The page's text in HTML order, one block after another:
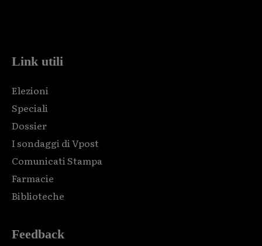
Link utili
Elezioni
Speciali
Dossier
I sondaggi di Vpost
Comunicati Stampa
Farmacie
Biblioteche
Feedback